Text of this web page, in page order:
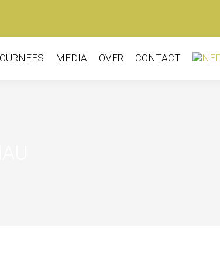
MEDIA OVER CONTACT